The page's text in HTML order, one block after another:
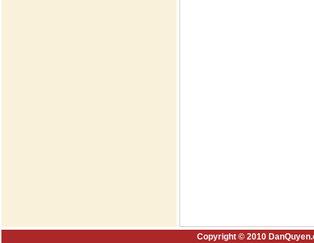
Copyright © 2010